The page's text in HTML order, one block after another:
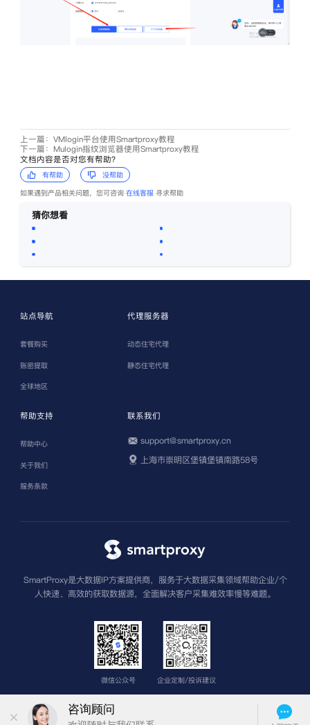
上一篇：VMlogin平台使用Smartproxy教程
下一篇：Mulogin指纹浏览器使用Smartproxy教程
文档内容是否对您有帮助？
有帮助
没帮助
如果遇到产品相关问题，您可咨询 在线客服 寻求帮助
猜你想看
站点导航
套餐购买
账密提取
全球地区
代理服务器
动态住宅代理
静态住宅代理
帮助支持
帮助中心
关于我们
服务条款
联系我们
support@smartproxy.cn
上海市崇明区堡镇堡镇南路58号
SmartProxy是大数据IP方案提供商，服务于大数据采集领域帮助企业/个
人快速、高效的获取数据源，全面解决客户采集难效率慢等难题。
微信公众号 企业定制/投诉建议
版权所有 上海圣钧信息科技有限公司
苏公网安
备32011502013601号